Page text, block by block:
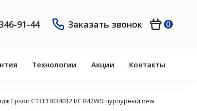
91-44 Заказать звонок 0
Технологии Акции Контакты
Epson C13T13034012 I/C B42WD пурпурный new